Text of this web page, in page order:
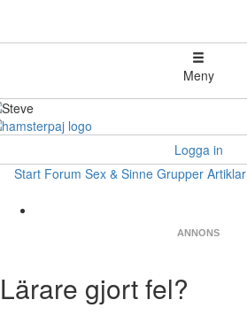
Meny
Logga in
Start Forum Sex & Sinne Grupper Artiklar
ANNONS
Lärare gjort fel?